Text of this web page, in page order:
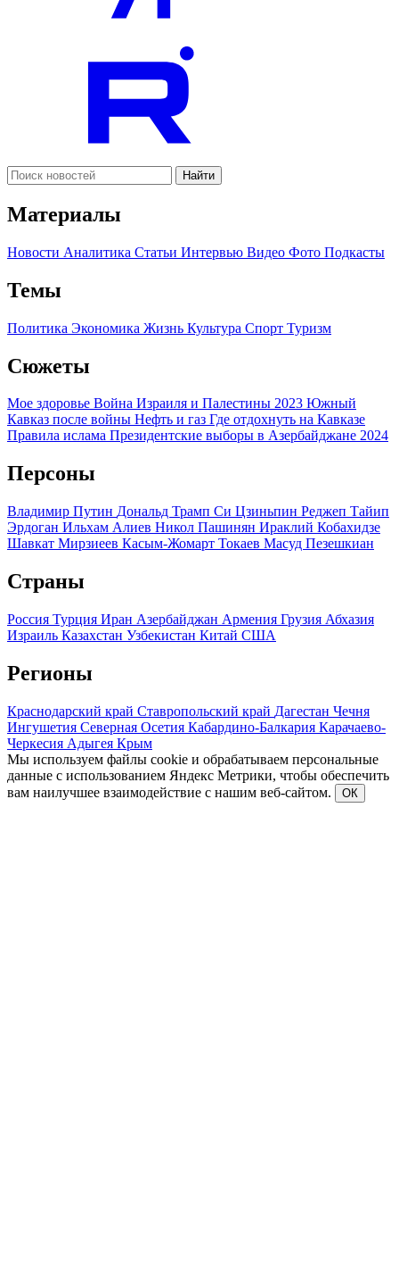
Найти
Материалы
Новости Аналитика Статьи Интервью Видео Фото Подкасты
Темы
Политика Экономика Жизнь Культура Спорт Туризм
Сюжеты
Мое здоровье Война Израиля и Палестины 2023 Южный
Кавказ после войны Нефть и газ Где отдохнуть на Кавказе
Правила ислама Президентские выборы в Азербайджане 2024
Персоны
Владимир Путин Дональд Трамп Си Цзиньпин Реджеп Тайип
Эрдоган Ильхам Алиев Никол Пашинян Ираклий Кобахидзе
Шавкат Мирзиеев Касым-Жомарт Токаев Масуд Пезешкиан
Страны
Россия Турция Иран Азербайджан Армения Грузия Абхазия
Израиль Казахстан Узбекистан Китай США
Регионы
Краснодарский край Ставропольский край Дагестан Чечня
Ингушетия Северная Осетия Кабардино-Балкария Карачаево-
Черкесия Адыгея Крым
Мы используем файлы cookie и обрабатываем персональные
данные с использованием Яндекс Метрики, чтобы обеспечить
вам наилучшее взаимодействие с нашим веб-сайтом.
ОК